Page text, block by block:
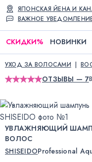
ВАЖНОЕ
ЯПОНСКАЯ ЙЕНА И
СКИДКИ% НОВИНКИ
УХОД ЗА ВОЛОСАМИ
ОТЗЫВЫ — 7
УВЛАЖНЯЮЩИЙ
ВОЛОС
SHISEIDOProfessional